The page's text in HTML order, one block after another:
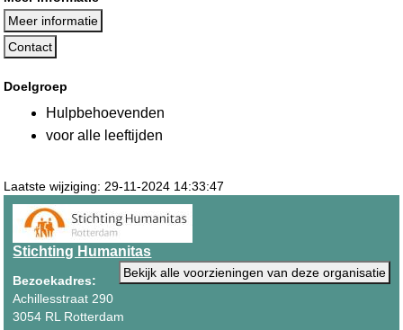
Meer informatie
Contact
Doelgroep
Hulpbehoevenden
voor alle leeftijden
Laatste wijziging: 29-11-2024 14:33:47
Stichting Humanitas
Bekijk alle voorzieningen van deze organisatie
Bezoekadres:
Achillesstraat 290
3054 RL Rotterdam